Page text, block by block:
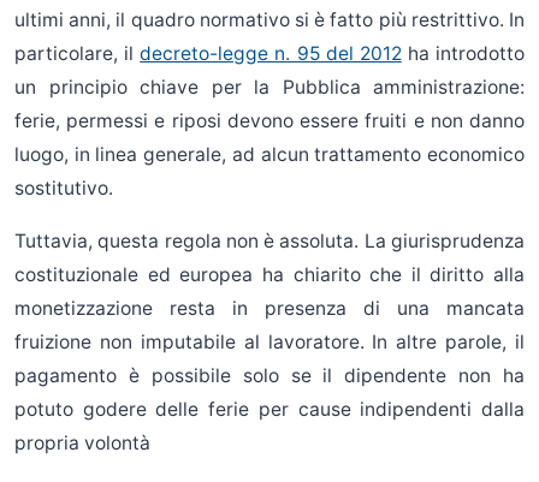
ultimi anni, il quadro normativo si è fatto più restrittivo. In
particolare, ildecreto-legge n. 95 del 2012ha introdotto
un principio chiave per la Pubblica amministrazione:
ferie, permessi e riposi devono essere fruiti e non danno
luogo, in linea generale, ad alcun trattamento economico
sostitutivo.
Tuttavia, questa regola non è assoluta. La giurisprudenza
costituzionale ed europea ha chiarito che il diritto alla
monetizzazione resta in presenza di una mancata
fruizione non imputabile al lavoratore. In altre parole, il
pagamento è possibile solo se il dipendente non ha
potuto godere delle ferie per cause indipendenti dalla
propria volontà